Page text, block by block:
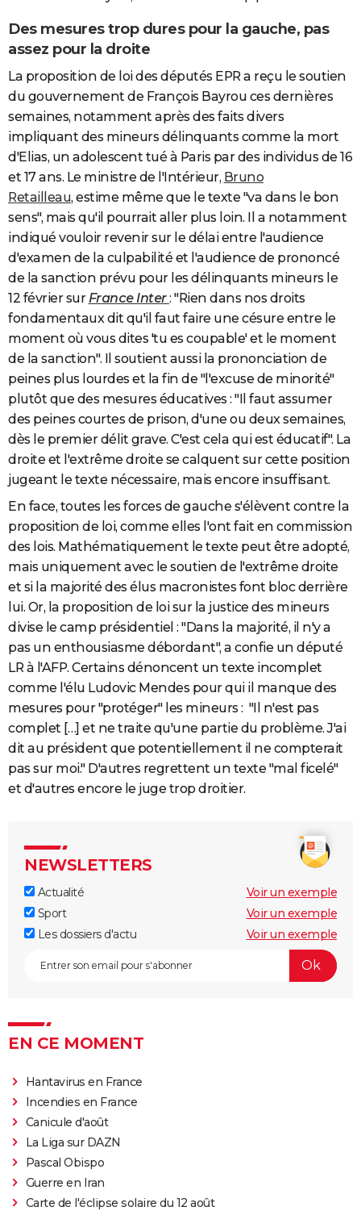
Des mesures trop dures pour la gauche, pas
assez pour la droite
La proposition de loi des députés EPR a reçu le soutien
du gouvernement de François Bayrou ces dernières
semaines, notamment après des faits divers
impliquant des mineurs délinquants comme la mort
d'Elias, un adolescent tué à Paris par des individus de 16
et 17 ans. Le ministre de l'Intérieur, Bruno
Retailleau, estime même que le texte "va dans le bon
sens", mais qu'il pourrait aller plus loin. Il a notamment
indiqué vouloir revenir sur le délai entre l'audience
d'examen de la culpabilité et l'audience de prononcé
de la sanction prévu pour les délinquants mineurs le
12 février surFrance Inter: "Rien dans nos droits
fondamentaux dit qu'il faut faire une césure entre le
moment où vous dites 'tu es coupable' et le moment
de la sanction". Il soutient aussi la prononciation de
peines plus lourdes et la fin de "l'excuse de minorité"
plutôt que des mesures éducatives : "Il faut assumer
des peines courtes de prison, d'une ou deux semaines,
dès le premier délit grave. C'est cela qui est éducatif". La
droite et l'extrême droite se calquent sur cette position
jugeant le texte nécessaire, mais encore insuffisant.
En face, toutes les forces de gauche s'élèvent contre la
proposition de loi, comme elles l'ont fait en commission
des lois. Mathématiquement le texte peut être adopté,
mais uniquement avec le soutien de l'extrême droite
et si la majorité des élus macronistes font bloc derrière
lui. Or, la proposition de loi sur la justice des mineurs
divise le camp présidentiel : "Dans la majorité, il n'y a
pas un enthousiasme débordant", a confie un député
LR à l'AFP. Certains dénoncent un texte incomplet
comme l'élu Ludovic Mendes pour qui il manque des
mesures pour "protéger" les mineurs : "Il n'est pas
complet […] et ne traite qu'une partie du problème. J'ai
dit au président que potentiellement il ne compterait
pas sur moi." D'autres regrettent un texte "mal ficelé"
et d'autres encore le juge trop droitier.
NEWSLETTERS
Actualité
Voir un exemple
Sport
Voir un exemple
Les dossiers d'actu
Voir un exemple
EN CE MOMENT
Hantavirus en France
Incendies en France
Canicule d'août
La Liga sur DAZN
Pascal Obispo
Guerre en Iran
Carte de l'éclipse solaire du 12 août